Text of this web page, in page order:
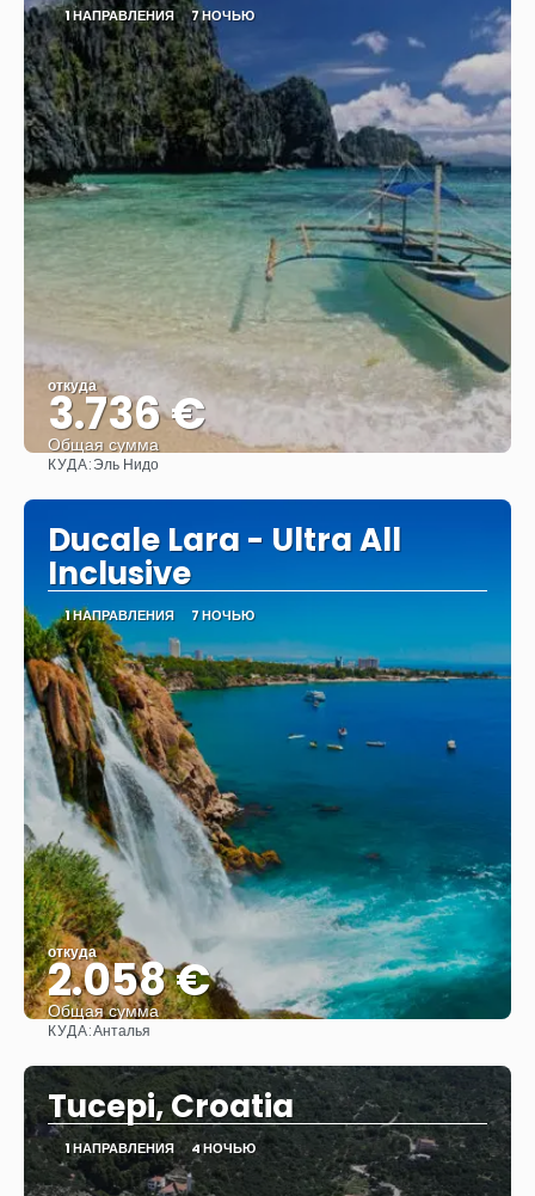
1 НАПРАВЛЕНИЯ 7 НОЧЬЮ
откуда
3.736 €
Общая сумма
КУДА:Эль Нидо
Ducale Lara - Ultra All
Inclusive
1 НАПРАВЛЕНИЯ 7 НОЧЬЮ
откуда
2.058 €
Общая сумма
КУДА:Анталья
Tucepi, Croatia
1 НАПРАВЛЕНИЯ 4 НОЧЬЮ